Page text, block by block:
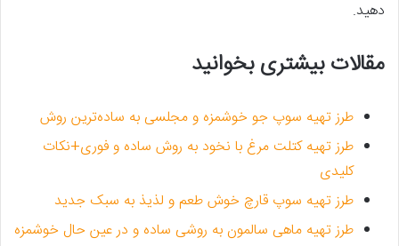
دهید.
مقالات بیشتری بخوانید
طرز تهیه سوپ جو خوشمزه و مجلسی به ساده‌ترین روش
طرز تهیه کتلت مرغ با نخود به روش ساده و فوری+نکات
کلیدی
طرز تهیه سوپ قارچ خوش طعم و لذیذ به سبک جدید
طرز تهیه ماهی سالمون به روشی ساده و در عین حال خوشمزه